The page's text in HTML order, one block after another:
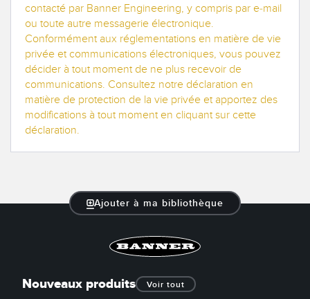
contacté par Banner Engineering, y compris par e-mail
ou toute autre messagerie électronique.
Conformément aux réglementations en matière de vie
privée et communications électroniques, vous pouvez
décider à tout moment de ne plus recevoir de
communications. Consultez notre déclaration en
matière de protection de la vie privée et apportez des
modifications à tout moment en cliquant sur cette
déclaration.
Ajouter à ma bibliothèque
Nouveaux produits Voir tout